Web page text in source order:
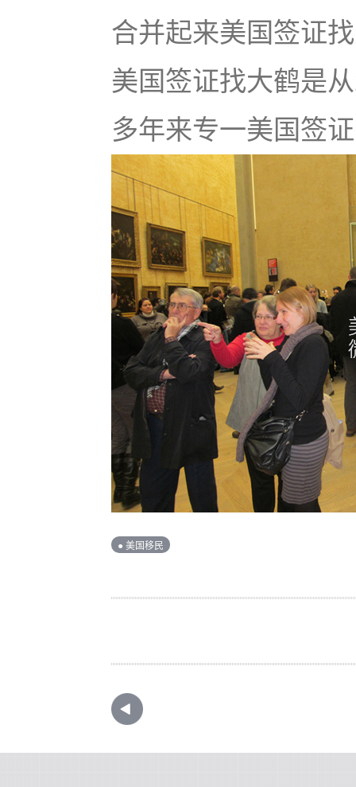
合并起来美国签证
美国签证找大鹤是
多年来专一美国签
● 美国移民